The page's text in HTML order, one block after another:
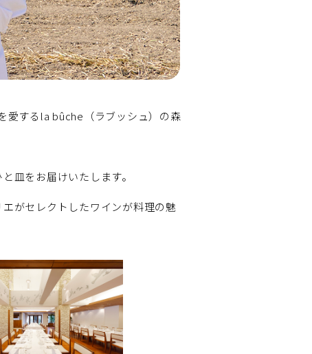
愛するla bûche（ラブッシュ）の森
皿をお届けいたします。
がセレクトしたワインが料理の魅